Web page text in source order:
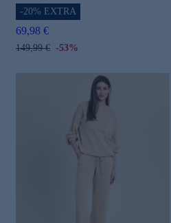
-20% EXTRA
69,98 €
149,99 € -53%